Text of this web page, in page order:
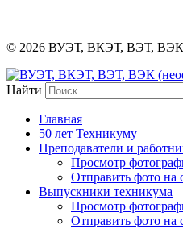
© 2026 ВУЭТ, ВКЭТ, ВЭТ, ВЭК
Найти
Главная
50 лет Техникуму
Преподаватели и
Просмотр
Отправить фото на
Выпускники техникума
Просмотр
Отправить фото на